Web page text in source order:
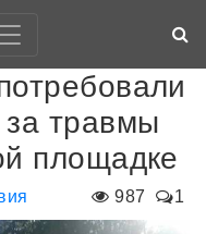
травмы
площадке
987 1